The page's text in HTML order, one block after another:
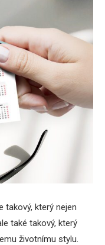
takový, který nejen
také takový, který
životnímu stylu.